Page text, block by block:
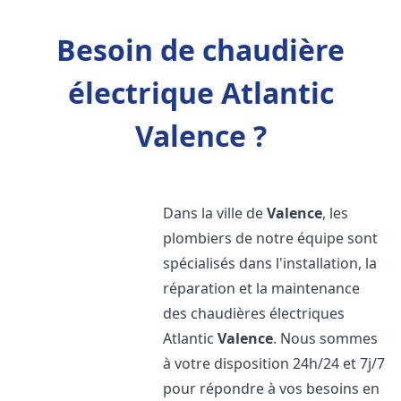
Besoin de chaudière
électrique Atlantic
Valence ?
Dans la ville deValence, les
plombiers de notre équipe sont
spécialisés dans l'installation, la
réparation et la maintenance
des chaudières électriques
AtlanticValence. Nous sommes
à votre disposition 24h/24 et 7j/7
pour répondre à vos besoins en